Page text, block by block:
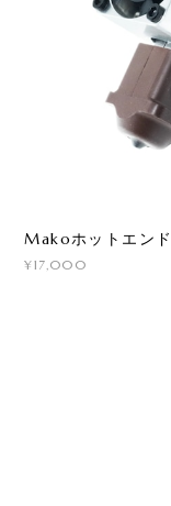
Makoホットエンド
¥17,000